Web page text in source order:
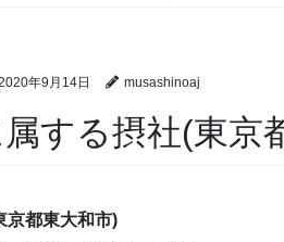
年9月14日 musashinoaj
する摂社(東京
京都東大和市)